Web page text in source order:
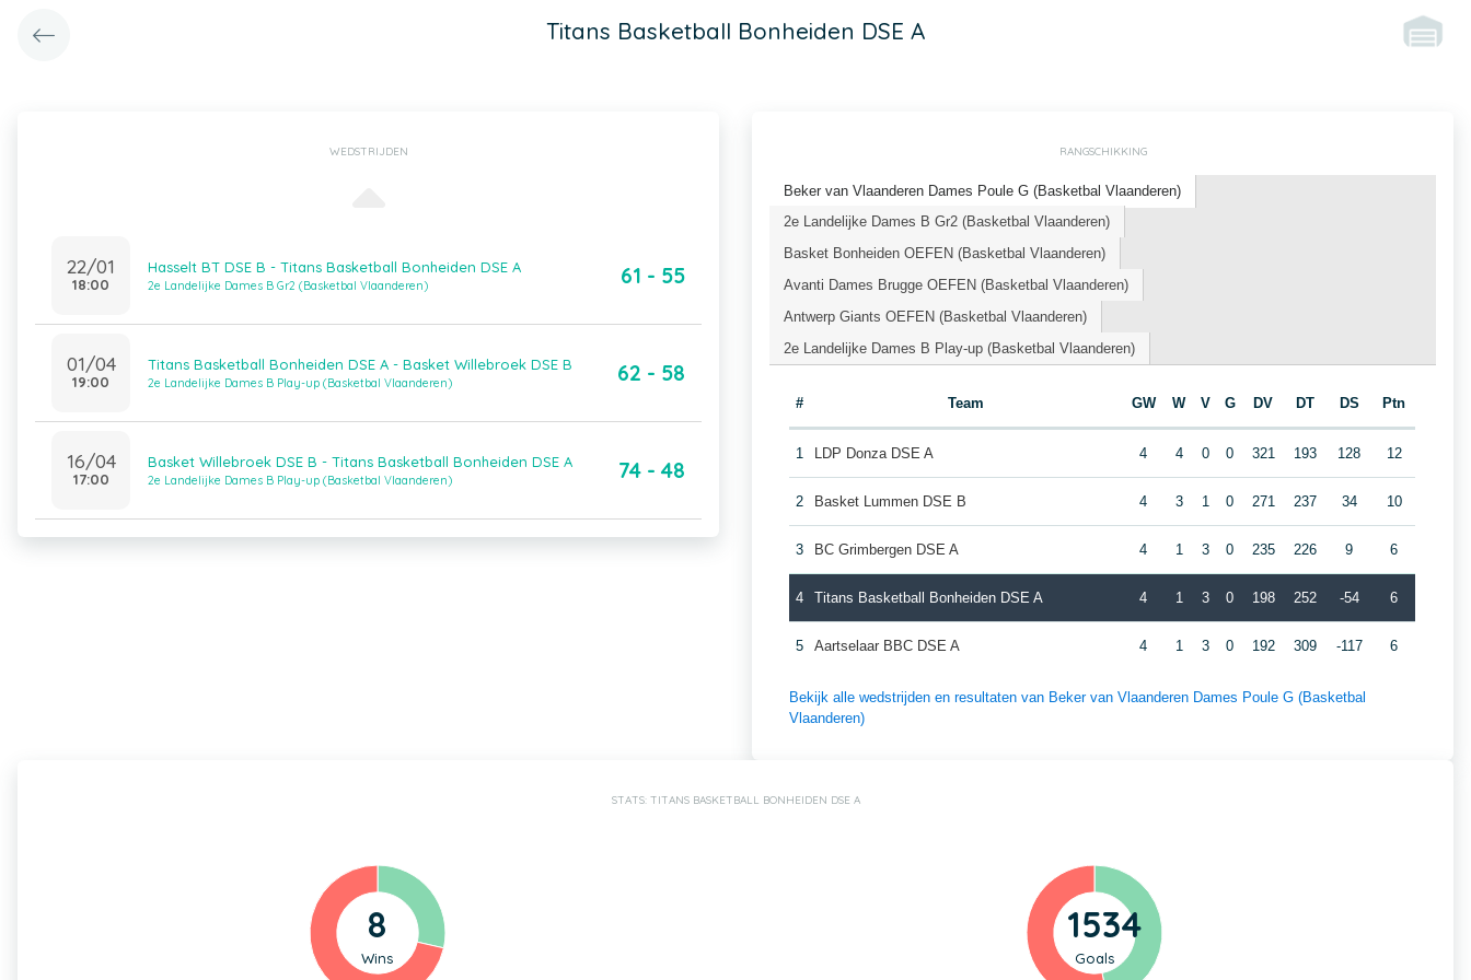
Titans Basketball Bonheiden DSE A
WEDSTRIJDEN
22/01
18:00
Hasselt BT DSE B - Titans Basketball Bonheiden DSE A
2e Landelijke Dames B Gr2 (Basketbal Vlaanderen) 61 - 55
01/04
19:00
Titans Basketball Bonheiden DSE A - Basket Willebroek DSE B
2e Landelijke Dames B Play-up (Basketbal Vlaanderen) 62 - 58
16/04
17:00
Basket Willebroek DSE B - Titans Basketball Bonheiden DSE A
2e Landelijke Dames B Play-up (Basketbal Vlaanderen) 74 - 48
RANGSCHIKKING
Beker van Vlaanderen Dames Poule G (Basketbal Vlaanderen)
2e Landelijke Dames B Gr2 (Basketbal Vlaanderen)
Basket Bonheiden OEFEN (Basketbal Vlaanderen)
Avanti Dames Brugge OEFEN (Basketbal Vlaanderen)
Antwerp Giants OEFEN (Basketbal Vlaanderen)
2e Landelijke Dames B Play-up (Basketbal Vlaanderen)
# Team GW W V G DV DT DS Ptn
1 LDP Donza DSE A 4 4 0 0 321 193 128 12
2 Basket Lummen DSE B 4 3 1 0 271 237 34 10
3 BC Grimbergen DSE A 4 1 3 0 235 226 9 6
4 Titans Basketball Bonheiden DSE A 4 1 3 0 198 252 -54 6
5 Aartselaar BBC DSE A 4 1 3 0 192 309 -117 6
Bekijk alle wedstrijden en resultaten van Beker van Vlaanderen Dames Poule G (Basketbal
Vlaanderen)
STATS: TITANS BASKETBALL BONHEIDEN DSE A
8
Wins
1534
Goals